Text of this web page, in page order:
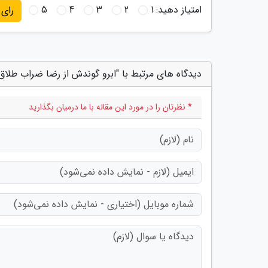
امتیاز دهید:1
2
3
4
5 رای
دیدگاه های مرتبط با "ابرو گوندش از رضا ضراب
* نظرتان را در مورد این مقاله با ما درمیان بگذارید